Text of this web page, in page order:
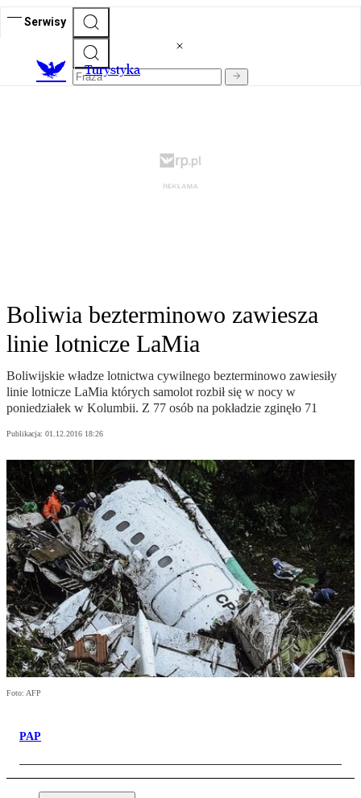
Serwisy
Turystyka
Boliwia bezterminowo zawiesza
linie lotnicze LaMia
Boliwijskie władze lotnictwa cywilnego bezterminowo zawiesiły
linie lotnicze LaMia których samolot rozbił się w nocy w
poniedziałek w Kolumbii. Z 77 osób na pokładzie zginęło 71
Publikacja: 01.12.2016 18:26
Foto: AFP
PAP